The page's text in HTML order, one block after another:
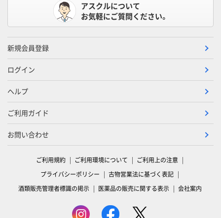
アスクルについて
お気軽にご質問ください。
新規会員登録
ログイン
ヘルプ
ご利用ガイド
お問い合わせ
ご利用規約 ご利用環境について
ご利用上の注意
プライバシーポリシー
古物営業法に基づく表記
酒類販売管理者標識の掲示
医薬品の販売に関する表示 会社案内